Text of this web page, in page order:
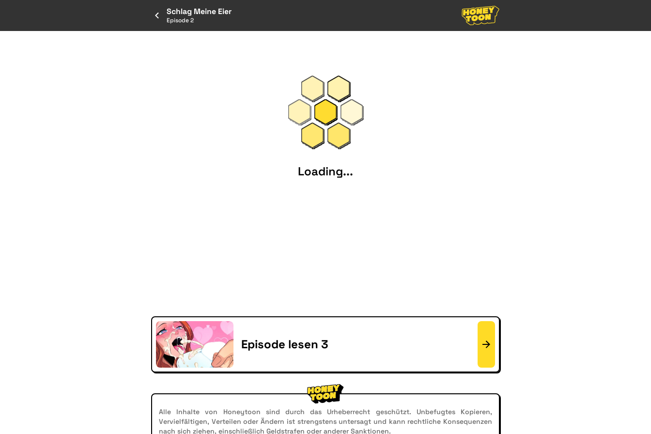
Schlag Meine Eier
Episode 2
Loading...
Episode lesen 3
Alle Inhalte von Honeytoon sind durch das Urheberrecht geschützt. Unbefugtes Kopieren,
Vervielfältigen, Verteilen oder Ändern ist strengstens untersagt und kann rechtliche Konsequenzen
nach sich ziehen, einschließlich Geldstrafen oder anderer Sanktionen.